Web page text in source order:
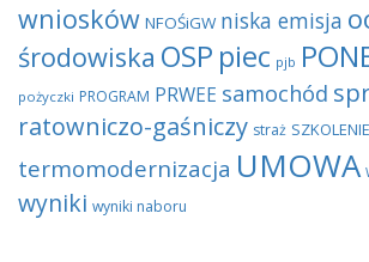
wniosków NFOŚiGW niska emisja
środowiska OSP piec pjb
pożyczki PROGRAM PRWEE samochód
ratowniczo-gaśniczy straż SZKOLENIE
termomodernizacja UMOWA
wyniki wyniki naboru